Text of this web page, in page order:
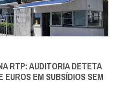
RTP: AUDITORIA DETETA
EUROS EM SUBSÍDIOS SEM